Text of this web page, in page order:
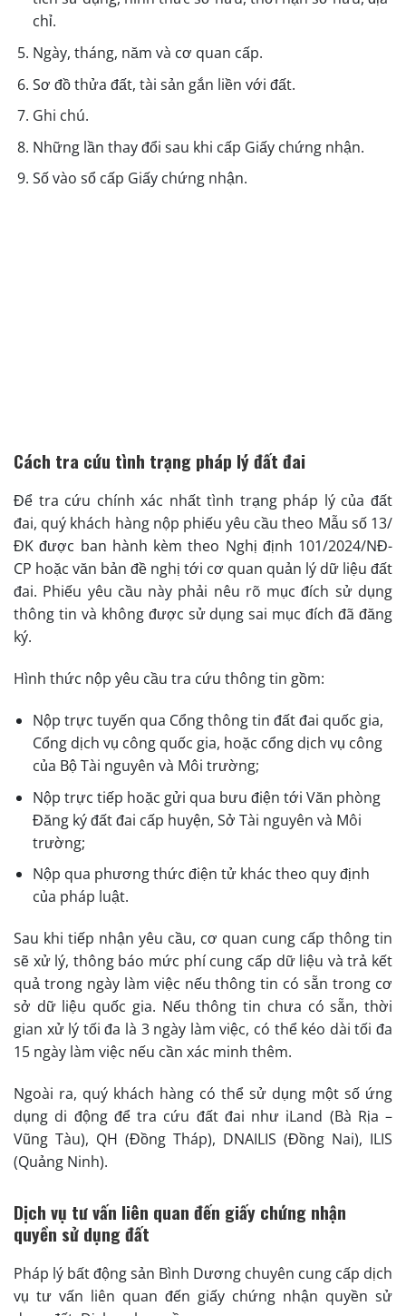
chỉ.
Ngày, tháng, năm và cơ quan cấp.
Sơ đồ thửa đất, tài sản gắn liền với đất.
Ghi chú.
Những lần thay đổi sau khi cấp Giấy chứng nhận.
Số vào sổ cấp Giấy chứng nhận.
Cách tra cứu tình trạng pháp lý đất đai
Để tra cứu chính xác nhất tình trạng pháp lý của đất
đai, quý khách hàng nộp phiếu yêu cầu theo Mẫu số 13/
ĐK được ban hành kèm theo Nghị định 101/2024/NĐ-
CP hoặc văn bản đề nghị tới cơ quan quản lý dữ liệu đất
đai. Phiếu yêu cầu này phải nêu rõ mục đích sử dụng
thông tin và không được sử dụng sai mục đích đã đăng
ký.
Hình thức nộp yêu cầu tra cứu thông tin gồm:
Nộp trực tuyến qua Cổng thông tin đất đai quốc gia,
Cổng dịch vụ công quốc gia, hoặc cổng dịch vụ công
của Bộ Tài nguyên và Môi trường;
Nộp trực tiếp hoặc gửi qua bưu điện tới Văn phòng
Đăng ký đất đai cấp huyện, Sở Tài nguyên và Môi
trường;
Nộp qua phương thức điện tử khác theo quy định
của pháp luật.
Sau khi tiếp nhận yêu cầu, cơ quan cung cấp thông tin
sẽ xử lý, thông báo mức phí cung cấp dữ liệu và trả kết
quả trong ngày làm việc nếu thông tin có sẵn trong cơ
sở dữ liệu quốc gia. Nếu thông tin chưa có sẵn, thời
gian xử lý tối đa là 3 ngày làm việc, có thể kéo dài tối đa
15 ngày làm việc nếu cần xác minh thêm.
Ngoài ra, quý khách hàng có thể sử dụng một số ứng
dụng di động để tra cứu đất đai như iLand (Bà Rịa –
Vũng Tàu), QH (Đồng Tháp), DNAILIS (Đồng Nai), ILIS
(Quảng Ninh).
Dịch vụ tư vấn liên quan đến giấy chứng nhận
quyền sử dụng đất
Pháp lý bất động sản Bình Dương chuyên cung cấp dịch
vụ tư vấn liên quan đến giấy chứng nhận quyền sử